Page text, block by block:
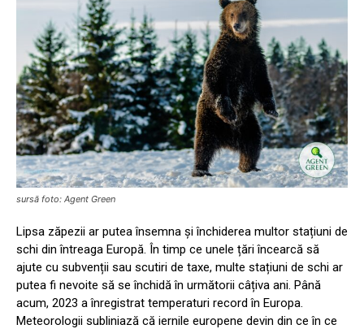
sursă foto: Agent Green
Lipsa zăpezii ar putea însemna și închiderea multor stațiuni de
schi din întreaga Europă. În timp ce unele țări încearcă să
ajute cu subvenții sau scutiri de taxe, multe stațiuni de schi ar
putea fi nevoite să se închidă în următorii câțiva ani. Până
acum, 2023 a înregistrat temperaturi record în Europa.
Meteorologii subliniază că iernile europene devin din ce în ce